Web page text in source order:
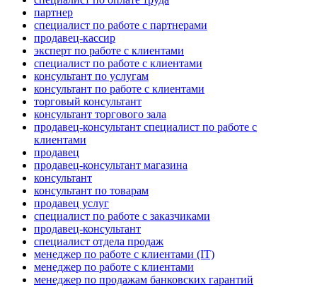
партнер
специалист по работе с партнерами
продавец-кассир
эксперт по работе с клиентами
специалист по работе с клиентами
консультант по услугам
консультант по работе с клиентами
торговый консультант
консультант торгового зала
продавец-консультант специалист по работе с
клиентами
продавец
продавец-консультант магазина
консультант
консультант по товарам
продавец услуг
специалист по работе с заказчиками
продавец-консультант
специалист отдела продаж
менеджер по работе с клиентами (IT)
менеджер по работе с клиентами
менеджер по продажам банковских гарантий